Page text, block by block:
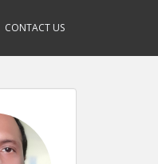
CONTACT US